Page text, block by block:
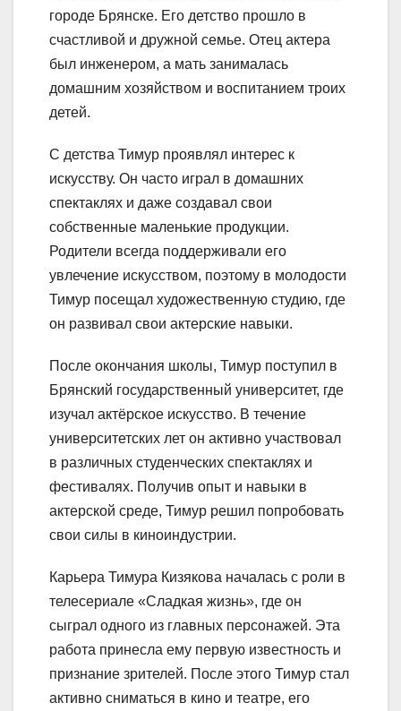
городе Брянске. Его детство прошло в
счастливой и дружной семье. Отец актера
был инженером, а мать занималась
домашним хозяйством и воспитанием троих
детей.
С детства Тимур проявлял интерес к
искусству. Он часто играл в домашних
спектаклях и даже создавал свои
собственные маленькие продукции.
Родители всегда поддерживали его
увлечение искусством, поэтому в молодости
Тимур посещал художественную студию, где
он развивал свои актерские навыки.
После окончания школы, Тимур поступил в
Брянский государственный университет, где
изучал актёрское искусство. В течение
университетских лет он активно участвовал
в различных студенческих спектаклях и
фестивалях. Получив опыт и навыки в
актерской среде, Тимур решил попробовать
свои силы в киноиндустрии.
Карьера Тимура Кизякова началась с роли в
телесериале «Сладкая жизнь», где он
сыграл одного из главных персонажей. Эта
работа принесла ему первую известность и
признание зрителей. После этого Тимур стал
активно сниматься в кино и театре, его